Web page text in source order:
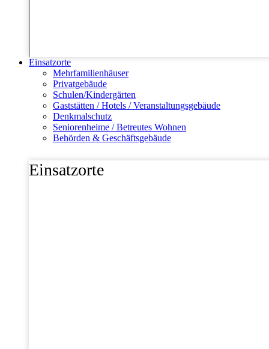
Einsatzorte
Mehrfamilienhäuser
Privatgebäude
Schulen/Kindergärten
Gaststätten / Hotels / Veranstaltungsgebäude
Denkmalschutz
Seniorenheime / Betreutes Wohnen
Behörden & Geschäftsgebäude
Einsatzorte